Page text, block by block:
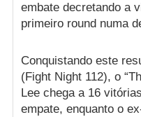
embate decretando a
primeiro round numa
Conquistando este
(Fight Night 112), o
Lee chega a 16
empate, enquanto o